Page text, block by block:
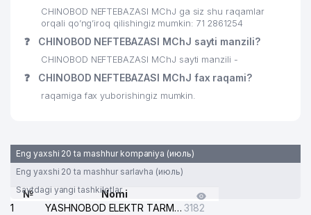
CHINOBOD NEFTEBAZASI MChJ ga siz shu raqamlar
orqali qo’ng’iroq qilishingiz mumkin: 71 2861254
❓ CHINOBOD NEFTEBAZASI MChJ sayti manzili?
CHINOBOD NEFTEBAZASI MChJ sayti manzili -
❓ CHINOBOD NEFTEBAZASI MChJ fax raqami?
raqamiga fax yuborishingiz mumkin.
Eng yaxshi 20 ta mashhur kompaniya (июль)
Eng yaxshi 20 ta mashhur sarlavha (июль)
Saytdagi yangi tashkilotlar
№
Nomi
1
YASHNOBOD ELEKTR TARMOG'I NOSOZLIKLARI XIZMATI 3182